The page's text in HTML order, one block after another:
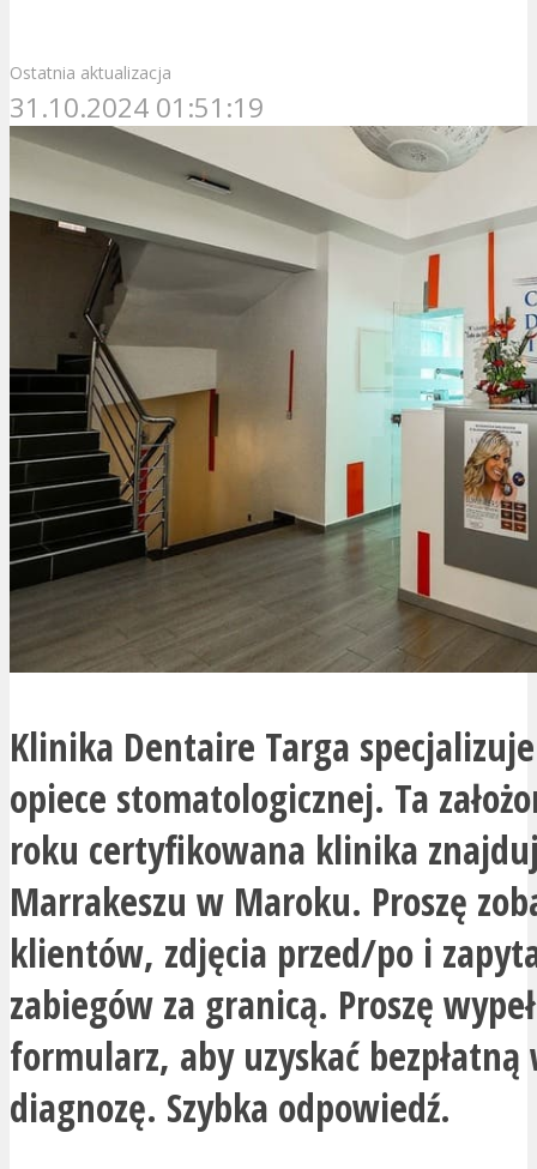
Ostatnia aktualizacja
31.10.2024 01:51:19
Klinika Dentaire Targa
opiece stomatologicznej. Ta
roku certyfikowana klinika
Marrakeszu w Maroku. Proszę
klientów, zdjęcia przed/po i
zabiegów za granicą. Proszę
formularz, aby uzyskać
diagnozę. Szybka odpowiedź.